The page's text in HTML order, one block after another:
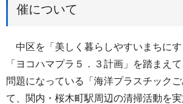
催について
中区を「美しく暮らしやすいまちにす
「ヨコハマプラ５．３計画」を踏まえ
問題になっている「海洋プラスチック
て、関内・桜木町駅周辺の清掃活動を実